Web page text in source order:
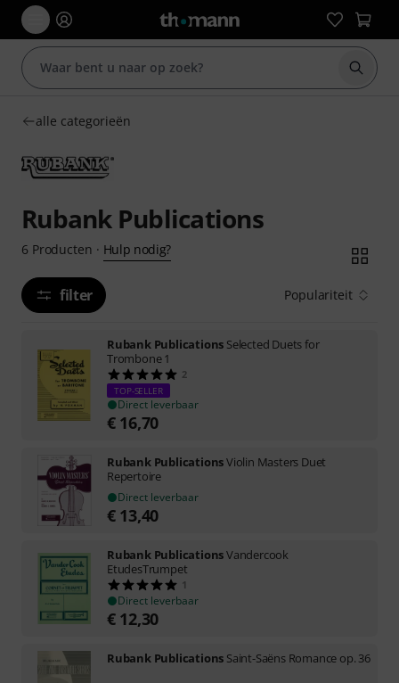
Zoek
alle categorieën
Rubank Publications
6 Producten · Hulp nodig?
filter Populariteit
Rubank Publications Selected Duets for
Trombone 1
2
TOP-SELLER
Direct leverbaar
€ 16,70
Rubank PublicationsViolin Masters Duet
Repertoire
Direct leverbaar
€ 13,40
Rubank PublicationsVandercook
EtudesTrumpet
1
Direct leverbaar
€ 12,30
Rubank Publications Saint-Saëns Romance op. 36